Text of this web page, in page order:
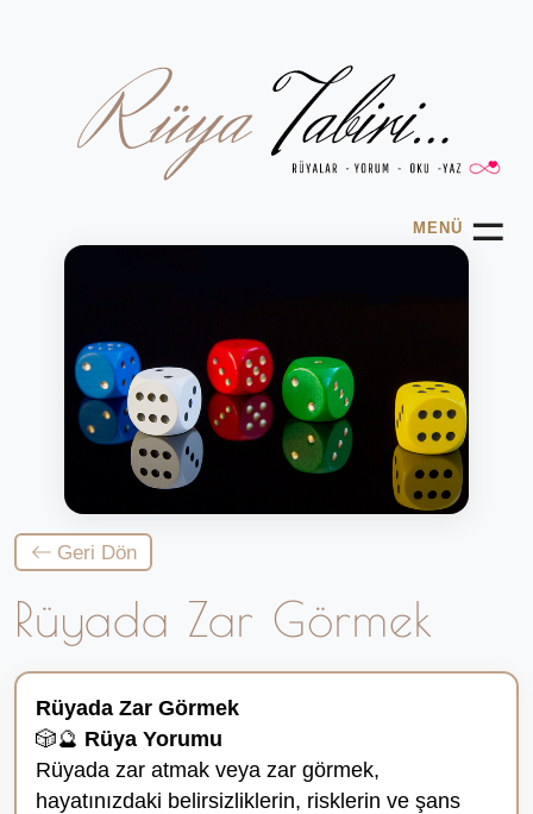
MENÜ ☰
Geri Dön
Rüyada Zar Görmek
Rüyada Zar Görmek
🎲🔮 Rüya Yorumu
Rüyada zar atmak veya zar görmek,
hayatınızdaki belirsizliklerin, risklerin ve şans